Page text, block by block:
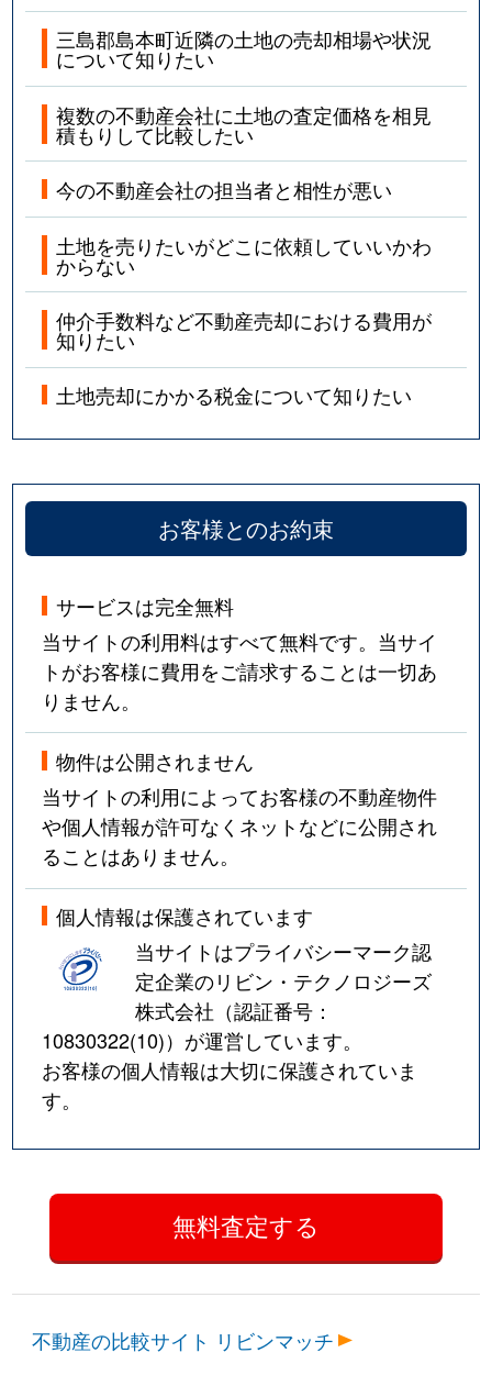
三島郡島本町近隣の土地の売却相場や状況
について知りたい
複数の不動産会社に土地の査定価格を相見
積もりして比較したい
今の不動産会社の担当者と相性が悪い
土地を売りたいがどこに依頼していいかわ
からない
仲介手数料など不動産売却における費用が
知りたい
土地売却にかかる税金について知りたい
お客様とのお約束
サービスは完全無料
当サイトの利用料はすべて無料です。当サイ
トがお客様に費用をご請求することは一切あ
りません。
物件は公開されません
当サイトの利用によってお客様の不動産物件
や個人情報が許可なくネットなどに公開され
ることはありません。
個人情報は保護されています
当サイトはプライバシーマーク認
定企業のリビン・テクノロジーズ
株式会社（認証番号：
10830322(10)）が運営しています。
お客様の個人情報は大切に保護されていま
す。
不動産の比較サイト リビンマッチ